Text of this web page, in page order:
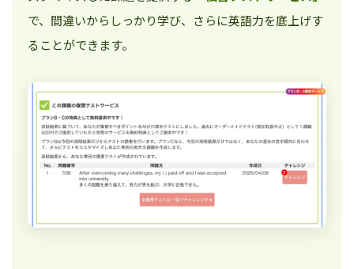
で、間違いからしっかり学び、さらに英語力を底上げす
ることができます。